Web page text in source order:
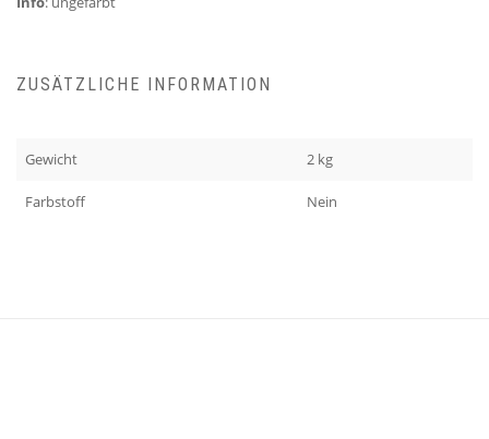
ZUSÄTZLICHE INFORMATION
Gewicht 2 kg
Farbstoff Nein